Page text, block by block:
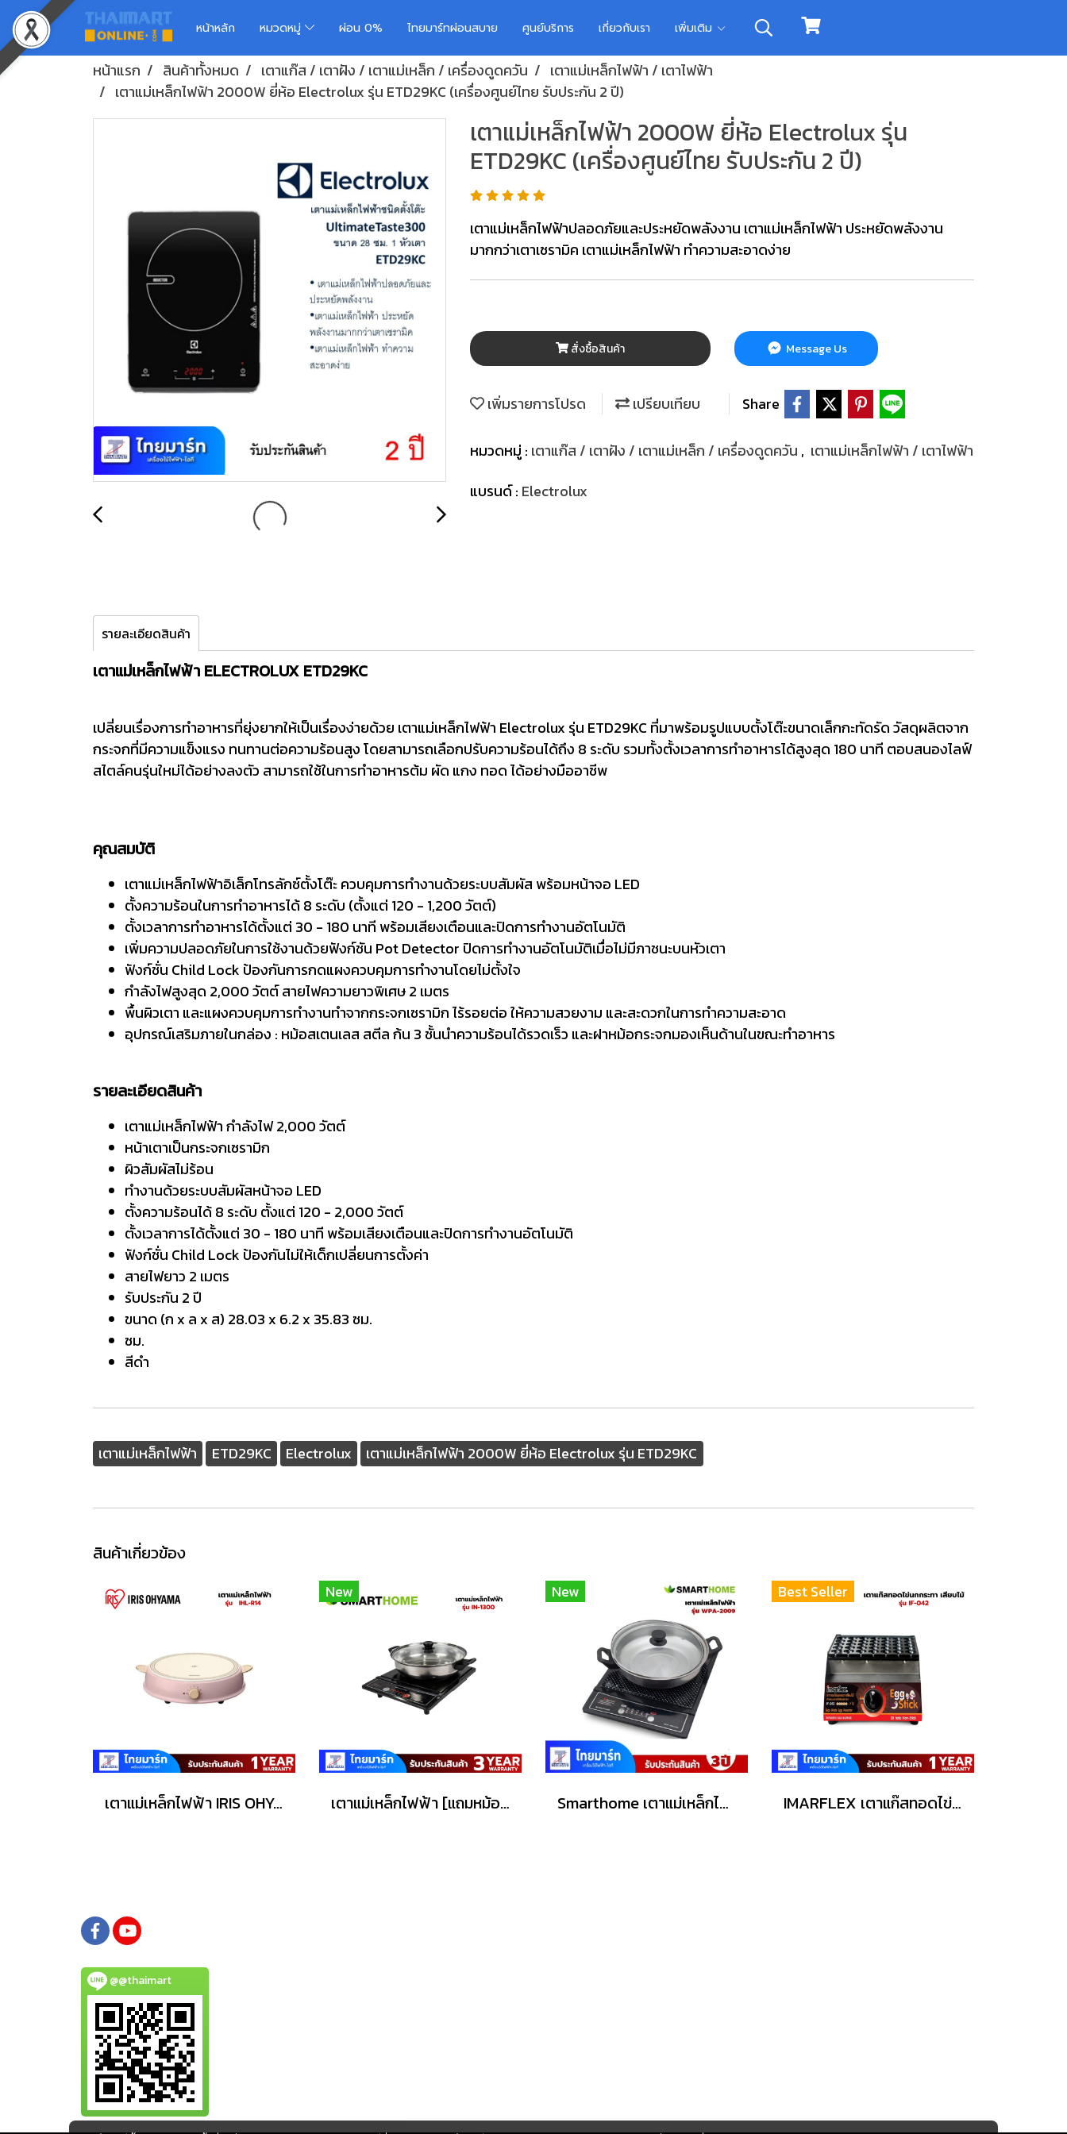
หน้าหลัก หมวดหมู่ ผ่อน 0% ไทยมาร์ทผ่อนสบาย ศูนย์บริการ เกี่ยวกับเรา เพิ่มเติม
หน้าแรก สินค้าทั้งหมด เตาแก๊ส / เตาฝัง / เตาแม่เหล็ก / เครื่องดูดควัน
เตาแม่เหล็กไฟฟ้า / เตาไฟฟ้า
เตาแม่เหล็กไฟฟ้า 2000W ยี่ห้อ Electrolux รุ่น ETD29KC (เครื่องศูนย์ไทย รับประกัน 2 ปี)
เตาแม่เหล็กไฟฟ้า 2000W ยี่ห้อ Electrolux รุ่น
ETD29KC (เครื่องศูนย์ไทย รับประกัน 2 ปี)
เตาแม่เหล็กไฟฟ้าปลอดภัยและประหยัดพลังงาน เตาแม่เหล็กไฟฟ้า ประหยัดพลังงาน
มากกว่าเตาเซรามิค เตาแม่เหล็กไฟฟ้า ทำความสะอาดง่าย
สั่งซื้อสินค้า Message Us
เพิ่มรายการโปรด เปรียบเทียบ Share
หมวดหมู่ : เตาแก๊ส / เตาฝัง / เตาแม่เหล็ก / เครื่องดูดควัน , เตาแม่เหล็กไฟฟ้า / เตาไฟฟ้า
แบรนด์ : Electrolux
รายละเอียดสินค้า
เตาแม่เหล็กไฟฟ้า ELECTROLUX ETD29KC
เปลี่ยนเรื่องการทำอาหารที่ยุ่งยากให้เป็นเรื่องง่ายด้วย เตาแม่เหล็กไฟฟ้า Electrolux รุ่น ETD29KC ที่มาพร้อมรูปแบบตั้งโต๊ะขนาดเล็กกะทัดรัด วัสดุผลิตจาก
กระจกที่มีความแข็งแรง ทนทานต่อความร้อนสูง โดยสามารถเลือกปรับความร้อนได้ถึง 8 ระดับ รวมทั้งตั้งเวลาการทำอาหารได้สูงสุด 180 นาที ตอบสนองไลฟ์
สไตล์คนรุ่นใหม่ได้อย่างลงตัว สามารถใช้ในการทำอาหารต้ม ผัด แกง ทอด ได้อย่างมืออาชีพ
คุณสมบัติ
เตาแม่เหล็กไฟฟ้าอิเล็กโทรลักซ์ตั้งโต๊ะ ควบคุมการทำงานด้วยระบบสัมผัส พร้อมหน้าจอ LED
ตั้งความร้อนในการทำอาหารได้ 8 ระดับ (ตั้งแต่ 120 - 1,200 วัตต์)
ตั้งเวลาการทำอาหารได้ตั้งแต่ 30 - 180 นาที พร้อมเสียงเตือนและปิดการทำงานอัตโนมัติ
เพิ่มความปลอดภัยในการใช้งานด้วยฟังก์ชัน Pot Detector ปิดการทำงานอัตโนมัติเมื่อไม่มีภาชนะบนหัวเตา
ฟังก์ชั่น Child Lock ป้องกันการกดแผงควบคุมการทำงานโดยไม่ตั้งใจ
กำลังไฟสูงสุด 2,000 วัตต์ สายไฟความยาวพิเศษ 2 เมตร
พื้นผิวเตา และแผงควบคุมการทำงานทำจากกระจกเซรามิก ไร้รอยต่อ ให้ความสวยงาม และสะดวกในการทำความสะอาด
อุปกรณ์เสริมภายในกล่อง : หม้อสเตนเลส สตีล ก้น 3 ชั้นนำความร้อนได้รวดเร็ว และฝาหม้อกระจกมองเห็นด้านในขณะทำอาหาร
รายละเอียดสินค้า
เตาแม่เหล็กไฟฟ้า กำลังไฟ 2,000 วัตต์
หน้าเตาเป็นกระจกเซรามิก
ผิวสัมผัสไม่ร้อน
ทำงานด้วยระบบสัมผัสหน้าจอ LED
ตั้งความร้อนได้ 8 ระดับ ตั้งแต่ 120 - 2,000 วัตต์
ตั้งเวลาการได้ตั้งแต่ 30 - 180 นาที พร้อมเสียงเตือนและปิดการทำงานอัตโนมัติ
ฟังก์ชั่น Child Lock ป้องกันไม่ให้เด็กเปลี่ยนการตั้งค่า
สายไฟยาว 2 เมตร
รับประกัน 2 ปี
ขนาด (ก x ล x ส) 28.03 x 6.2 x 35.83 ซม.
ซม.
สีดำ
เตาแม่เหล็กไฟฟ้า ETD29KC Electrolux เตาแม่เหล็กไฟฟ้า 2000W ยี่ห้อ Electrolux รุ่น ETD29KC
สินค้าเกี่ยวข้อง
เตาแม่เหล็กไฟฟ้า IRIS OHYAMA รุ่น IHL-R14
New
เตาแม่เหล็กไฟฟ้า [แถมหม้อ] รุ่น IN-1300
New
Smarthome เตาแม่เหล็กไฟฟ้าพร้อมหม้อชาบู 1,200 วัตต์ รุ่น WPA2009
Best Seller
IMARFLEX เตาแก๊สทอดไข่นกกระทา เสียบไม้ รุ่น IF-042
@@thaimart